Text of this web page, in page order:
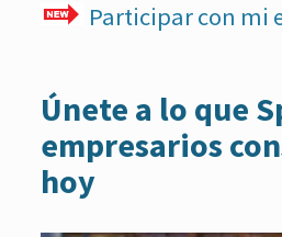
Participar con mi
Únete a lo que
empresarios
hoy